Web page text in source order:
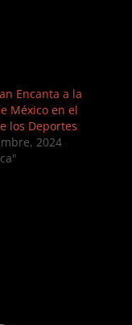
Encanta a la
México en el
los Deportes
2024